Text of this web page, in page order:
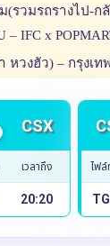
ม(รวมรถรางไป-
– IFC x
หวงฮัว) – กรุงเ
CSX
เวลาถึง
20:20
ไฟ